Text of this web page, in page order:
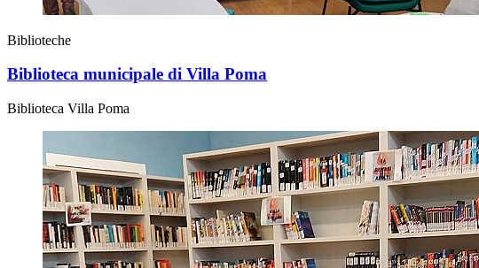
Biblioteche
Biblioteca municipale di Villa Poma
Biblioteca Villa Poma